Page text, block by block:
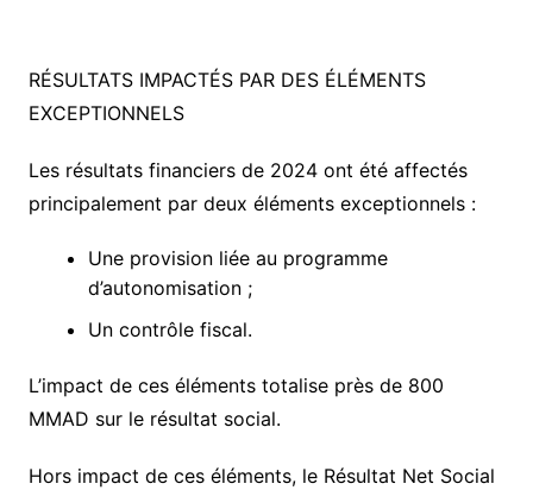
RÉSULTATS IMPACTÉS PAR DES ÉLÉMENTS
EXCEPTIONNELS
Les résultats financiers de 2024 ont été affectés
principalement par deux éléments exceptionnels :
Une provision liée au programme
d’autonomisation ;
Un contrôle fiscal.
L’impact de ces éléments totalise près de 800
MMAD sur le résultat social.
Hors impact de ces éléments, le Résultat Net Social